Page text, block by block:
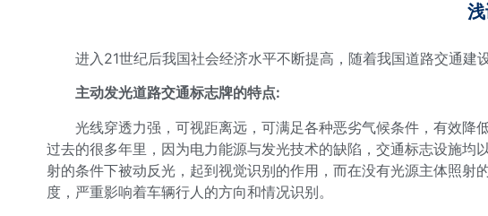
进入21世纪后我国社会经济水平不断提高，随着我国道路交通建
主动发光道路交通标志牌的特点:
光线穿透力强，可视距离远，可满足各种恶劣气候条件，有效降
过去的很多年里，因为电力能源与发光技术的缺陷，交通标志设施
射的条件下被动反光，起到视觉识别的作用，而在没有光源主体照
度，严重影响着车辆行人的方向和情况识别。